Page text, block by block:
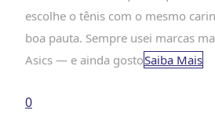
escolhe o tênis com o mesmo
boa pauta. Sempre usei marcas
Asics — e ainda gostoSaiba Mais
0